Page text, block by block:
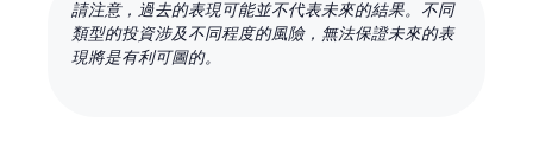
請注意，過去的表現可能並不代表未來的結果。不同
類型的投資涉及不同程度的風險，無法保證未來的表
現將是有利可圖的。